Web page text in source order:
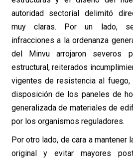
autoridad sectorial delimitó
muy claras. Por un lado,
infracciones a la ordenanza
del Minvu arrojaron severos
estructural, reiterados
vigentes de resistencia al
disposición de los paneles de
generalizada de materiales de
por los organismos reguladores.
Por otro lado, de cara a mantener
original y evitar mayores